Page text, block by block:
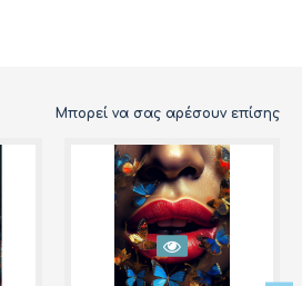
Μπορεί να σας αρέσουν επίσης